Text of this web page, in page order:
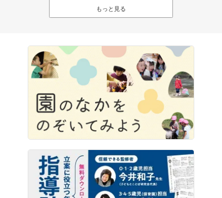
もっと見る